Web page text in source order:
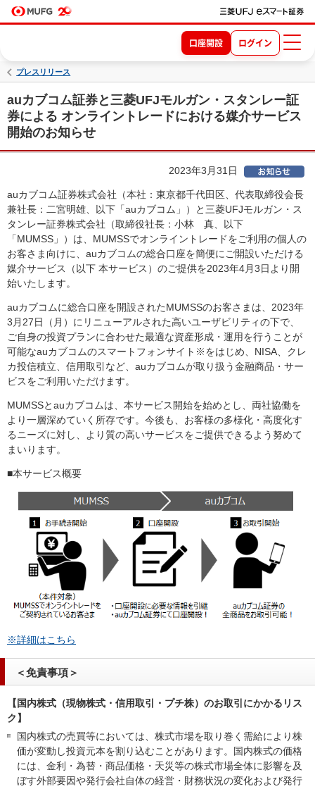
口座開設 ログイン
プレスリリース
auカブコム証券と三菱UFJモルガン・スタンレー証
券による オンライントレードにおける媒介サービス
開始のお知らせ
2023年3月31日
auカブコム証券株式会社（本社：東京都千代田区、代表取締役会長
兼社長：二宮明雄、以下「auカブコム」）と三菱UFJモルガン・ス
タンレー証券株式会社（取締役社長：小林 真、以下
「MUMSS」）は、MUMSSでオンライントレードをご利用の個人の
お客さま向けに、auカブコムの総合口座を簡便にご開設いただける
媒介サービス（以下 本サービス）のご提供を2023年4月3日より開
始いたします。
auカブコムに総合口座を開設されたMUMSSのお客さまは、2023年
3月27日（月）にリニューアルされた高いユーザビリティの下で、
ご自身の投資プランに合わせた最適な資産形成・運用を行うことが
可能なauカブコムのスマートフォンサイト※をはじめ、NISA、クレ
カ投信積立、信用取引など、auカブコムが取り扱う金融商品・サー
ビスをご利用いただけます。
MUMSSとauカブコムは、本サービス開始を始めとし、両社協働を
より一層深めていく所存です。今後も、お客様の多様化・高度化す
るニーズに対し、より質の高いサービスをご提供できるよう努めて
まいります。
■本サービス概要
※詳細はこちら
＜免責事項＞
【国内株式（現物株式・信用取引・プチ株）のお取引にかかるリス
ク】
国内株式の売買等においては、株式市場を取り巻く需給により株
価が変動し投資元本を割り込むことがあります。国内株式の価格
には、金利・為替・商品価格・天災等の株式市場全体に影響を及
ぼす外部要因や発行会社自体の経営・財務状況の変化および発行